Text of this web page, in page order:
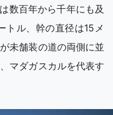
数百年から千年にも及
トル、幹の直径は15メ
未舗装の道の両側に並
マダガスカルを代表す